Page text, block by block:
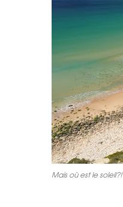
Mais où est le soleil?!